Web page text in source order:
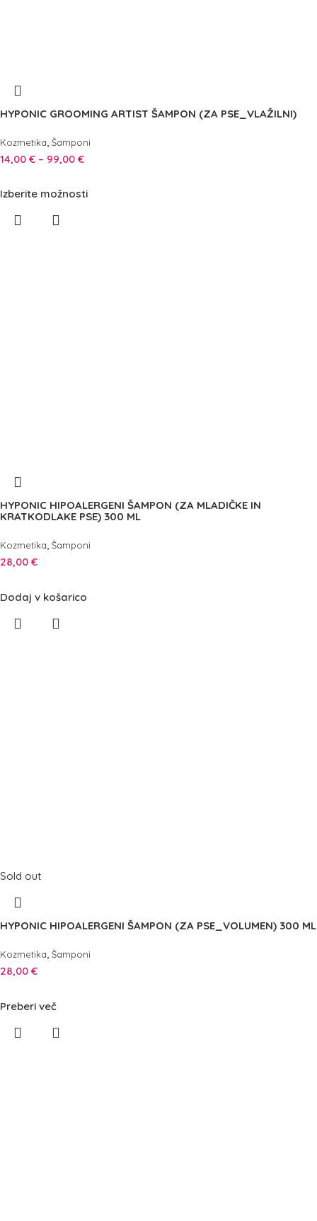
HYPONIC GROOMING ARTIST ŠAMPON (ZA PSE_VLAŽILNI)
Kozmetika Šamponi
14,00 € – 99,00 €
Izberite možnosti
HYPONIC HIPOALERGENI ŠAMPON (ZA MLADIČKE IN
KRATKODLAKE PSE) 300 ML
Kozmetika, Šamponi
28,00 €
Dodaj v košarico
Sold out
HYPONIC HIPOALERGENI ŠAMPON (ZA PSE_VOLUMEN) 300 ML
Kozmetika, Šamponi
28,00 €
Preberi več